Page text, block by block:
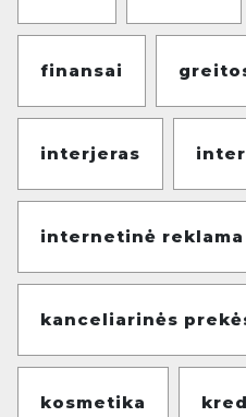
finansai
interjeras
internetinė reklama
kanceliarinės
kosmetika